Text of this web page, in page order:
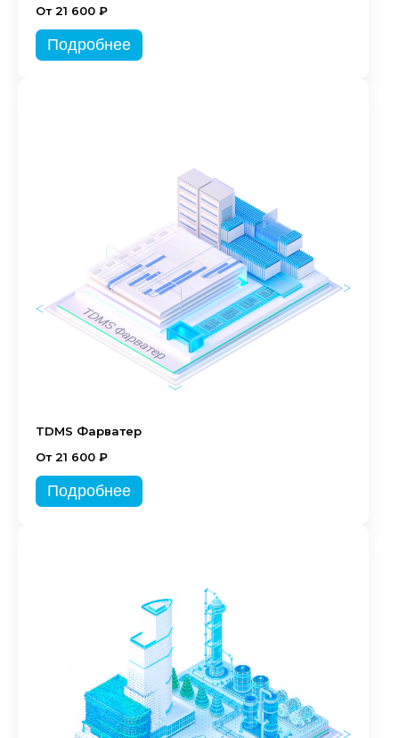
От 21 600 ₽
Подробнее
TDMS Фарватер
От 21 600 ₽
Подробнее